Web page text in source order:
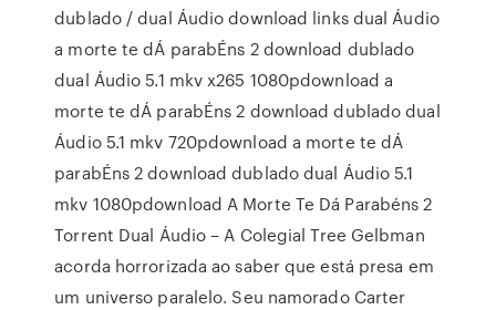
dublado / dual Áudio download links dual Áudio
a morte te dÁ parabÉns 2 download dublado
dual Áudio 5.1 mkv x265 1080pdownload a
morte te dÁ parabÉns 2 download dublado dual
Áudio 5.1 mkv 720pdownload a morte te dÁ
parabÉns 2 download dublado dual Áudio 5.1
mkv 1080pdownload A Morte Te Dá Parabéns 2
Torrent Dual Áudio – A Colegial Tree Gelbman
acorda horrorizada ao saber que está presa em
um universo paralelo. Seu namorado Carter